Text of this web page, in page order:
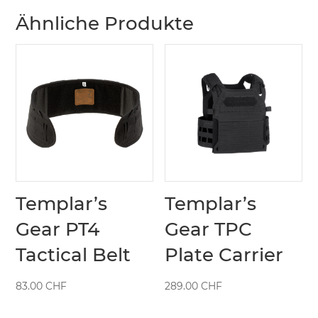
Ähnliche Produkte
Templar’s
Gear PT4
Tactical Belt
83.00CHF
Templar’s
Gear TPC
Plate Carrier
289.00CHF